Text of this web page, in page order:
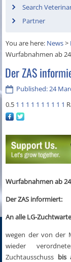
Search
Partner
You are here: News>
Wurfabnahmen ab
Der ZAS
Published: 24
0.5 1 1 1 1 1 1 1 1 1 1
Wurfabnahmen ab
Der ZAS informiert:
An alle LG-
wegen der von der
wieder
Zuchtausschuss bis